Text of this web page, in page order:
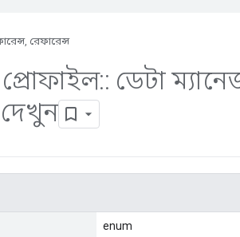
রেফারেন্স
প্রোফাইল:: ডেটা
enum